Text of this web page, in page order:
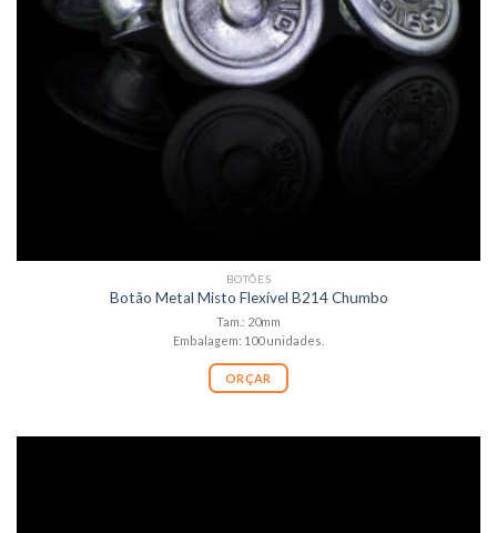
BOTÕES
Botão Metal Misto Flexível B214 Chumbo
Tam.: 20mm
Embalagem: 100 unidades.
ORÇAR